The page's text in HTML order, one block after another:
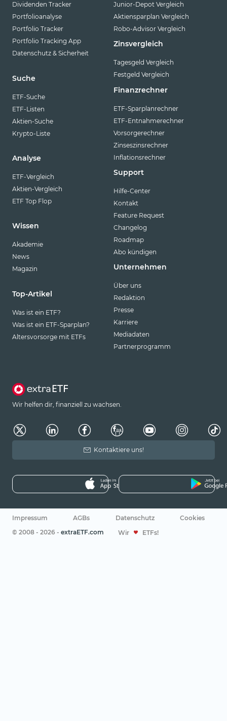
Dividenden Tracker
Portfolioanalyse
Portfolio Tracker
Portfolio Tracking App
Datenschutz & Sicherheit
Suche
ETF-Suche
ETF-Listen
Aktien-Suche
Krypto-Liste
Analyse
ETF-Vergleich
Aktien-Vergleich
ETF Top Flop
Wissen
Akademie
News
Magazin
Top-Artikel
Was ist ein ETF?
Was ist ein ETF-Sparplan?
Altersvorsorge mit ETFs
Junior-Depot Vergleich
Aktiensparplan Vergleich
Robo-Advisor Vergleich
Zinsvergleich
Tagesgeld Vergleich
Festgeld Vergleich
Finanzrechner
ETF-Sparplanrechner
ETF-Entnahmerechner
Vorsorgerechner
Zinseszinsrechner
Inflationsrechner
Support
Hilfe-Center
Kontakt
Feature Request
Changelog
Roadmap
Abo kündigen
Unternehmen
Über uns
Redaktion
Presse
Karriere
Mediadaten
Partnerprogramm
Wir helfen dir, finanziell zu wachsen.
Kontaktiere uns!
Impressum AGBs Datenschutz
Cookies
© 2008 - 2026 - extraETF.com Wir ETFs!